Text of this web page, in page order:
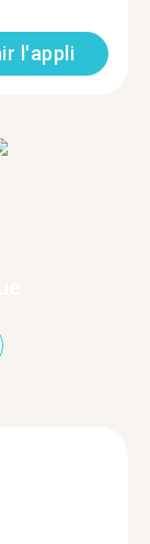
l'appli